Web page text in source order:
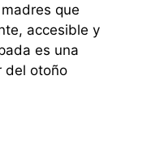
que
accesible y
es una
del otoño